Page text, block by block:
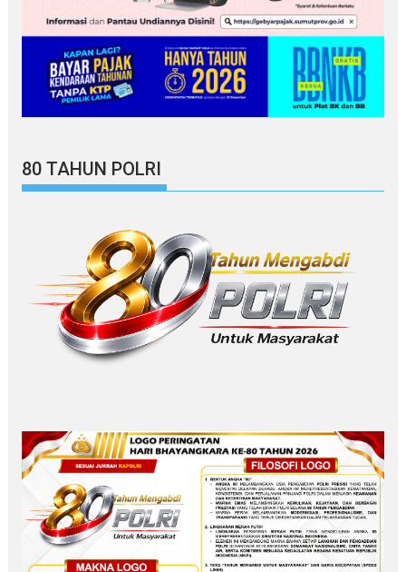
80 TAHUN POLRI